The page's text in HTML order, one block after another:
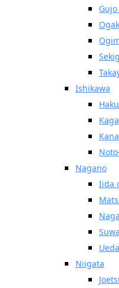
Ishikawa
Kaga
Nagano
Iida
Suwa
Ueda
Niigata